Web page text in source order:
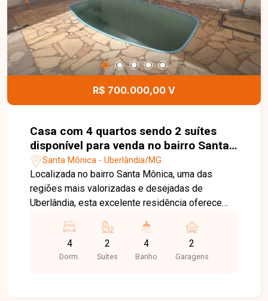
para quem busca uma casa completa, com
piscina, boa metragem de terreno e excelente
aproveitamento dos espaços. Entre em contato e
agende sua visita, venha conhecer seu novo lar.
R$ 700.000,00 V
Casa com 4 quartos sendo 2 suítes
disponível para venda no bairro Santa
Mônica em Uberlândia MG
Santa Mônica - Uberlândia/MG
Localizada no bairro Santa Mônica, uma das
regiões mais valorizadas e desejadas de
Uberlândia, esta excelente residência oferece
conta com infraestrutura completa, estando
próximo a universidades, supermercados,
farmácias, escolas, restaurantes e diversos
4
Dorm.
2
Suítes
4
Banho
2
Garagens